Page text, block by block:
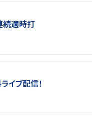
続適時打
イブ配信！